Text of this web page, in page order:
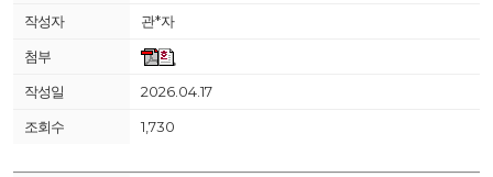
관*자
2026.04.17
1,730